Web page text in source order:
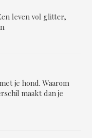
leven vol glitter,
je hond. Waarom
maakt dan je